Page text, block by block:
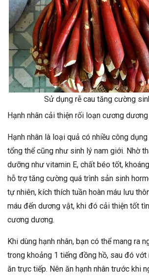
Sử dụng rễ cau tăng cường
Hạnh nhân cải thiện rối loạn cương dương
Hạnh nhân là loại quả có nhiều công
tổng thể cũng như sinh lý nam giới. Nhờ
dưỡng như vitamin E, chất béo tốt,
hỗ trợ tăng cường quá trình sản sinh
tự nhiên, kích thích tuần hoàn máu lưu
máu đến dương vật, khi đó cải thiện tốt
cương dương.
Khi dùng hạnh nhân, bạn có thể mang ra
trong khoảng 1 tiếng đồng hồ, sau đó vớt
ăn trực tiếp. Nên ăn hạnh nhân trước khi